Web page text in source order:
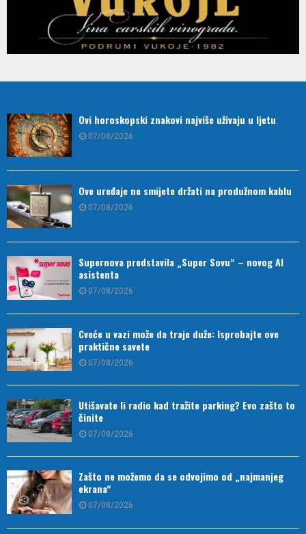
Ovi horoskopski znakovi najviše uživaju u ljetu
07/08/2026
Ove uređaje ne smijete držati na produžnom kablu
07/08/2026
Supernova predstavila „Super Sovu“ – novog AI
asistenta
07/08/2026
Cveće u vazi može da traje duže: Isprobajte ove
praktične savete
07/08/2026
Utišavate li radio kad tražite parking? Evo zašto to
činite
07/08/2026
Zašto ne možemo da se odvojimo od „najmanjeg
ekrana“
07/08/2026